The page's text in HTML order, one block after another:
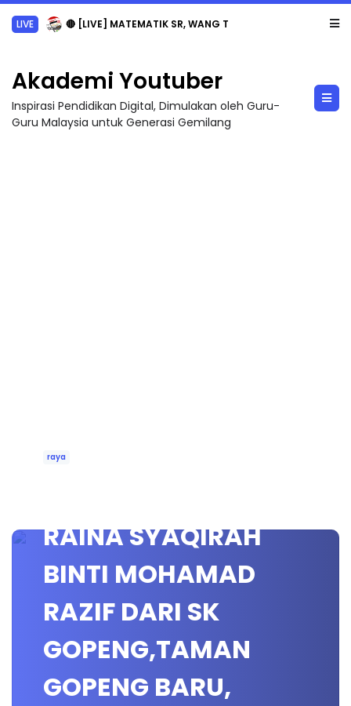
LIVE 🔴 [LIVE] MATEMATIK SR, WANG TAHUN 6 OLEH CIKGU ANITA #ALLINONE #141 #...
Akademi Youtuber
Inspirasi Pendidikan Digital, Dimulakan oleh Guru-
Guru Malaysia untuk Generasi Gemilang
raya
RAINA SYAQIRAH
BINTI MOHAMAD
RAZIF DARI SK
GOPENG,TAMAN
GOPENG BARU,